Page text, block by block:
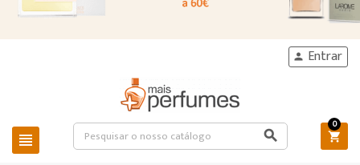
 
 Entrar

0